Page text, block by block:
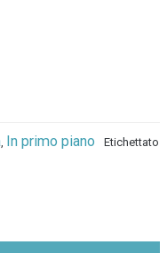
, In primo piano Etichettato